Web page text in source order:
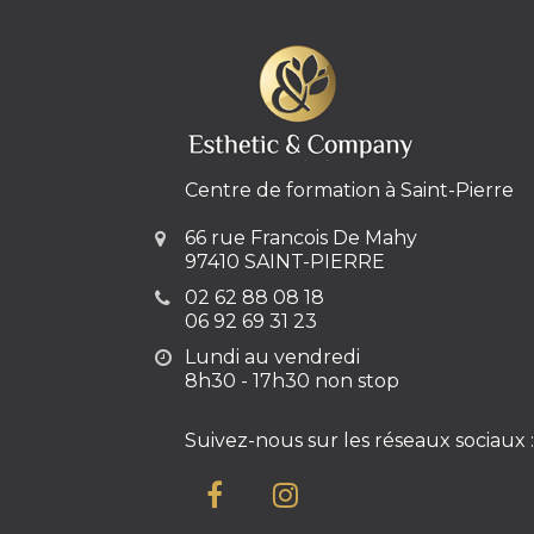
Centre de formation à Saint-Pierre
66 rue Francois De Mahy
97410 SAINT-PIERRE
02 62 88 08 18
06 92 69 31 23
Lundi au vendredi
8h30 - 17h30 non stop
Suivez-nous sur les réseaux sociaux :